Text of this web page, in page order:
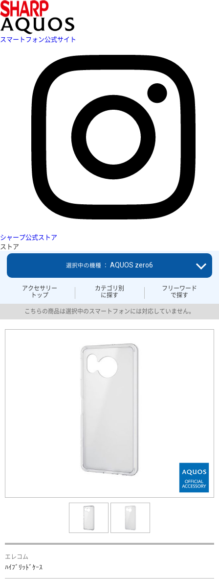
スマートフォン公式サイト
シャープ公式ストア
ストア
アクセサリー
トップ
カテゴリ別
に探す
フリーワード
で探す
選択中の機種 ： AQUOS zero6
こちらの商品は選択中のスマートフォンには対応していません。
エレコム
ﾊｲﾌﾞﾘｯﾄﾞｹｰｽ